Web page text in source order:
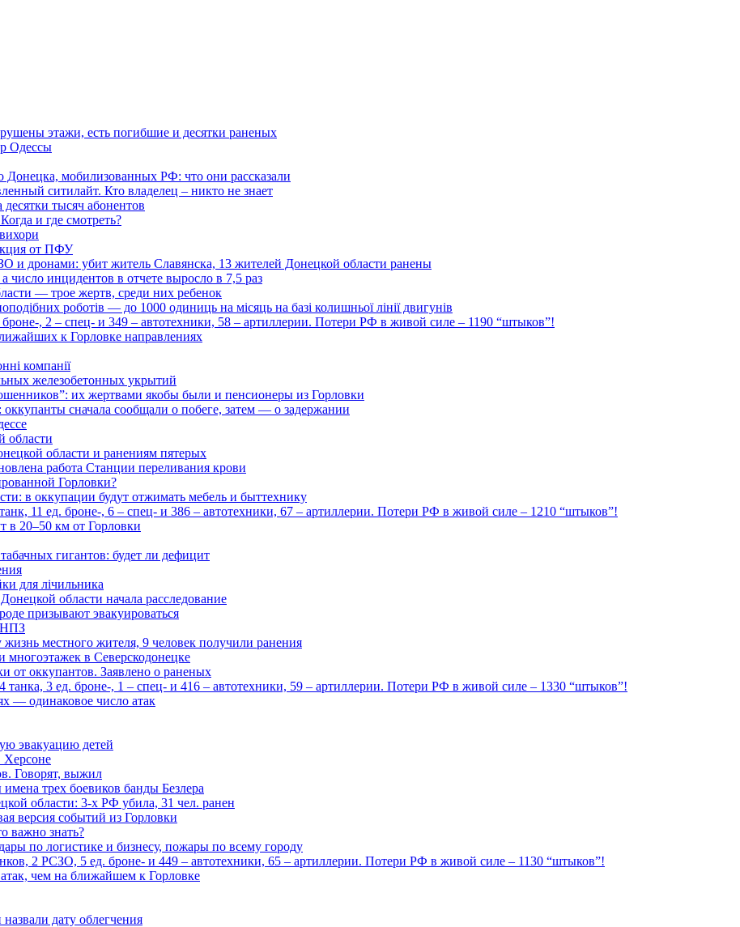
этажи, есть погибшие и десятки раненых
Одессы
мобилизованных РФ: что они рассказали
ситилайт. Кто владелец – никто не знает
тысяч абонентов
и где смотреть?
от ПФУ
и дронами: убит житель Славянска, 13 жителей Донецкой области ранены
инцидентов в отчете выросло в 7,5 раз
— трое жертв, среди них ребенок
роботів — до 1000 одиниць на місяць на базі колишньої лінії двигунів
, 2 – спец- и 349 – автотехники, 58 – артиллерии. Потери РФ в живой силе – 1190 “штыков”!
к Горловке направлениях
компанії
железобетонных укрытий
их жертвами якобы были и пенсионеры из Горловки
сначала сообщали о побеге, затем — о задержании
области
области и ранениям пятерых
работа Станции переливания крови
Горловки?
в оккупации будут отжимать мебель и быттехнику
11 ед. броне-, 6 – спец- и 386 – автотехники, 67 – артиллерии. Потери РФ в живой силе – 1210 “штыков”!
в 20–50 км от Горловки
гигантов: будет ли дефицит
для лічильника
области начала расследование
призывают эвакуироваться
НПЗ
местного жителя, 9 человек получили ранения
многоэтажек в Северскодонецке
от оккупантов. Заявлено о раненых
3 ед. броне-, 1 – спец- и 416 – автотехники, 59 – артиллерии. Потери РФ в живой силе – 1330 “штыков”!
— одинаковое число атак
эвакуацию детей
Херсоне
Говорят, выжил
трех боевиков банды Безлера
области: 3-х РФ убила, 31 чел. ранен
версия событий из Горловки
важно знать?
по логистике и бизнесу, пожары по всему городу
2 РСЗО, 5 ед. броне- и 449 – автотехники, 65 – артиллерии. Потери РФ в живой силе – 1130 “штыков”!
чем на ближайшем к Горловке
дату облегчения